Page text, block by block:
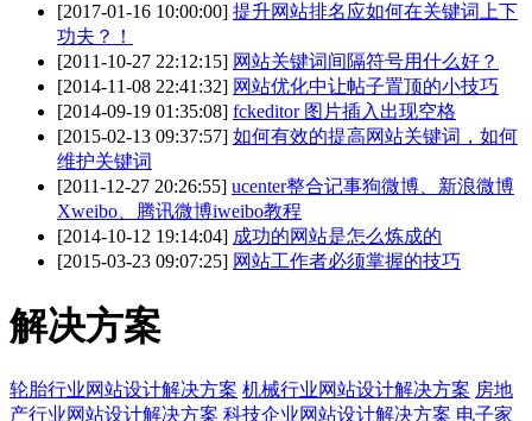
[2017-01-16 10:00:00] 提升网站排名应如何在关键词上下
功夫？！
[2011-10-27 22:12:15] 网站关键词间隔符号用什么好？
[2014-11-08 22:41:32] 网站优化中让帖子置顶的小技巧
[2014-09-19 01:35:08] fckeditor 图片插入出现空格
[2015-02-13 09:37:57] 如何有效的提高网站关键词，如何
维护关键词
[2011-12-27 20:26:55] ucenter整合记事狗微博、新浪微博
Xweibo、腾讯微博iweibo教程
[2014-10-12 19:14:04] 成功的网站是怎么炼成的
[2015-03-23 09:07:25] 网站工作者必须掌握的技巧
解决方案
轮胎行业网站设计解决方案 机械行业网站设计解决方案 房地
产行业网站设计解决方案 科技企业网站设计解决方案 电子家